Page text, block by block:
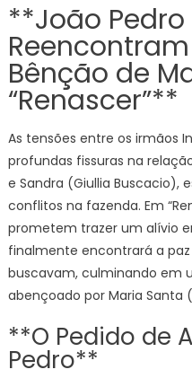
**João
Bênção de
“Renascer”**
As tensões entre os irmãos
profundas fissuras na
e Sandra (Giullia Buscacio),
conflitos na fazenda. Em
prometem trazer um alívio
finalmente encontrará a
buscavam, culminando em
abençoado por Maria Santa
**O Pedido de
Pedro**